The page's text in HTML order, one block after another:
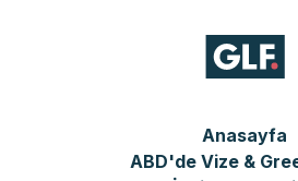
Anasayfa
ABD'de Vize &